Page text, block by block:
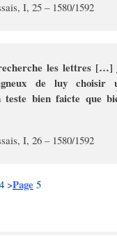
I, 25 – 1580/1592
les lettres […]
de luy choisir
bien faicte que
I, 26 – 1580/1592
4 >Page 5